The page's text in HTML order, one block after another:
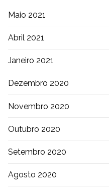
Maio 2021
Abril 2021
Janeiro 2021
Dezembro 2020
Novembro 2020
Outubro 2020
Setembro 2020
Agosto 2020